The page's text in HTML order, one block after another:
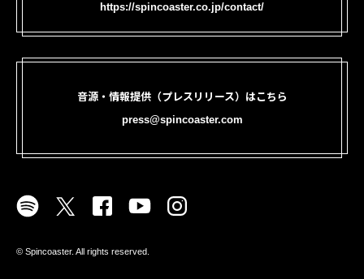
https://spincoaster.co.jp/contact/
音源・情報提供（プレスリリース）はこちら
press@spincoaster.com
©︎ Spincoaster. All rights reserved.